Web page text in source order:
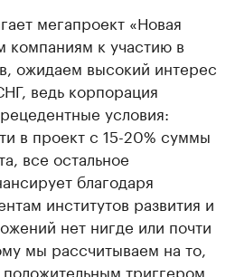
мегапроект «Новая
компаниям к участию в
ожидаем высокий интерес
ведь корпорация
условия:
в проект с 15-20% суммы
все остальное
благодаря
институтов развития и
нет нигде или почти
мы рассчитываем на то,
триггером